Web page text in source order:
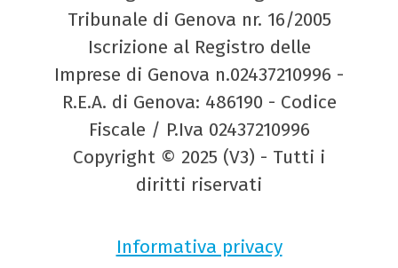
Tribunale di Genova nr. 16/2005
Iscrizione al Registro delle
Imprese di Genova n.02437210996 -
R.E.A. di Genova: 486190 - Codice
Fiscale / P.Iva 02437210996
Copyright © 2025 (V3) - Tutti i
diritti riservati
Informativa privacy